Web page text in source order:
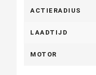
ACTIERADIUS
LAADTIJD
MOTOR